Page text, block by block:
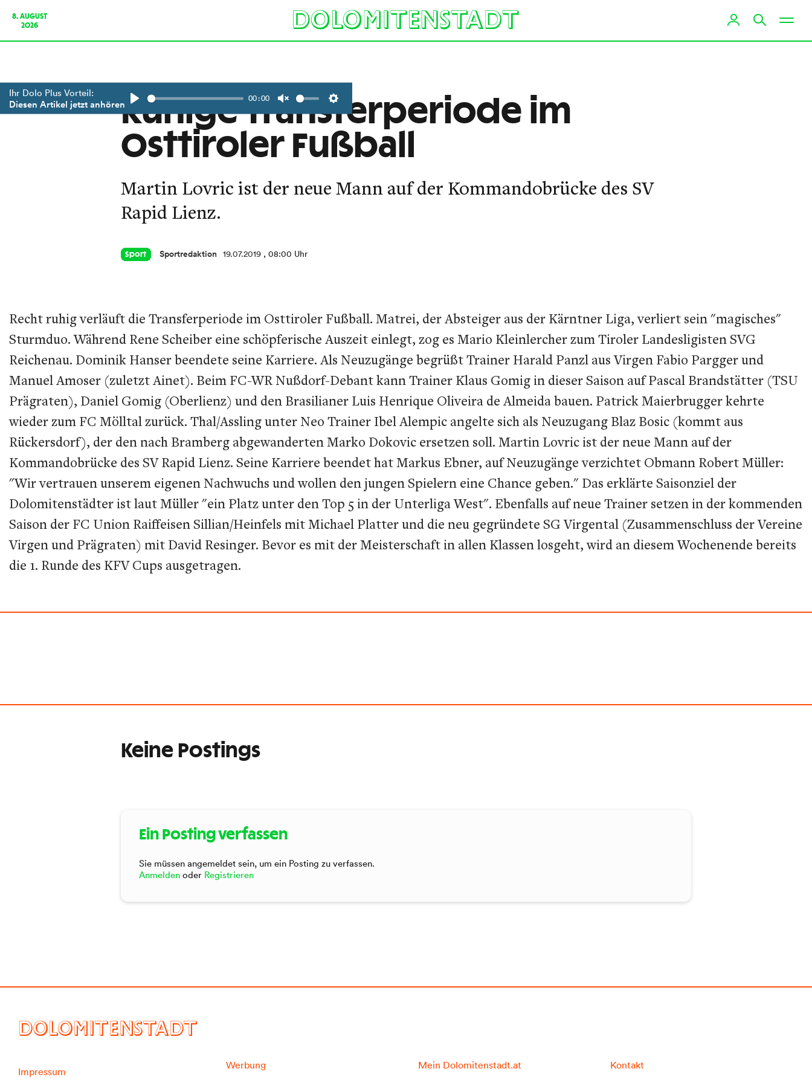
8. AUGUST
2026
Ihr Dolo Plus Vorteil:
Diesen Artikel jetzt anhören
Play
00:00
Unmute Settings
Ruhige Transferperiode im
Osttiroler Fußball
Martin Lovric ist der neue Mann auf der Kommandobrücke des SV
Rapid Lienz.
Sport Sportredaktion 19.07.2019 , 08:00 Uhr
Recht ruhig verläuft die Transferperiode im Osttiroler Fußball. Matrei, der Absteiger aus der Kärntner Liga, verliert sein "magisches"
Sturmduo. Während Rene Scheiber eine schöpferische Auszeit einlegt, zog es Mario Kleinlercher zum Tiroler Landesligisten SVG
Reichenau. Dominik Hanser beendete seine Karriere. Als Neuzugänge begrüßt Trainer Harald Panzl aus Virgen Fabio Pargger und
Manuel Amoser (zuletzt Ainet). Beim FC-WR Nußdorf-Debant kann Trainer Klaus Gomig in dieser Saison auf Pascal Brandstätter (TSU
Prägraten), Daniel Gomig (Oberlienz) und den Brasilianer Luis Henrique Oliveira de Almeida bauen. Patrick Maierbrugger kehrte
wieder zum FC Mölltal zurück. Thal/Assling unter Neo Trainer Ibel Alempic angelte sich als Neuzugang Blaz Bosic (kommt aus
Rückersdorf), der den nach Bramberg abgewanderten Marko Dokovic ersetzen soll. Martin Lovric ist der neue Mann auf der
Kommandobrücke des SV Rapid Lienz. Seine Karriere beendet hat Markus Ebner, auf Neuzugänge verzichtet Obmann Robert Müller:
"Wir vertrauen unserem eigenen Nachwuchs und wollen den jungen Spielern eine Chance geben." Das erklärte Saisonziel der
Dolomitenstädter ist laut Müller "ein Platz unter den Top 5 in der Unterliga West". Ebenfalls auf neue Trainer setzen in der kommenden
Saison der FC Union Raiffeisen Sillian/Heinfels mit Michael Platter und die neu gegründete SG Virgental (Zusammenschluss der Vereine
Virgen und Prägraten) mit David Resinger. Bevor es mit der Meisterschaft in allen Klassen losgeht, wird an diesem Wochenende bereits
die 1. Runde des KFV Cups ausgetragen.
Keine Postings
Ein Posting verfassen
Sie müssen angemeldet sein, um ein Posting zu verfassen.
Anmelden oder Registrieren
DOLOMITENSTADT
Impressum
Werbung Mein Dolomitenstadt.at Kontakt